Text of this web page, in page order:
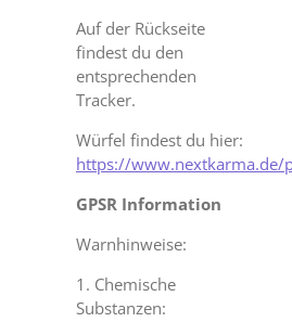
Auf der Rückseite
findest du den
entsprechenden
Tracker.
Würfel findest du hier:
https://
GPSR Information
Warnhinweise:
1. Chemische
Substanzen: